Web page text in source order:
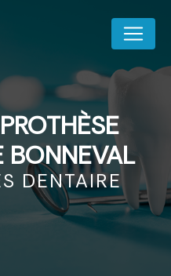
BONNEVAL
DENTAIRE